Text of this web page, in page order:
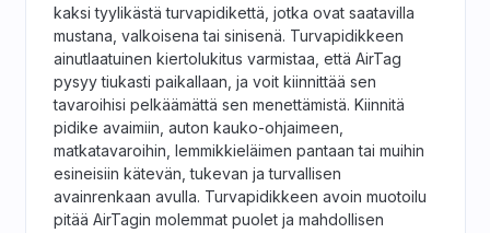
kaksi tyylikästä turvapidikettä, jotka ovat saatavilla
mustana, valkoisena tai sinisenä. Turvapidikkeen
ainutlaatuinen kiertolukitus varmistaa, että AirTag
pysyy tiukasti paikallaan, ja voit kiinnittää sen
tavaroihisi pelkäämättä sen menettämistä. Kiinnitä
pidike avaimiin, auton kauko-ohjaimeen,
matkatavaroihin, lemmikkieläimen pantaan tai muihin
esineisiin kätevän, tukevan ja turvallisen
avainrenkaan avulla. Turvapidikkeen avoin muotoilu
pitää AirTagin molemmat puolet ja mahdollisen